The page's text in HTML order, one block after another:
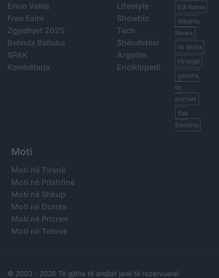
Erion Veliaj
Free Esim
Zgjedhjet 2025
Belinda Balluku
SPAK
Kombëtarja
Lifestyle
Showbiz
Tech
Shëndetësi
Argetim
Enciklopedi
Edi Rama
Albania
News
Ilir Meta
Piranjat
gazeta,
tv,
portale
Sali
Berisha
Moti
Moti në Tiranë
Moti në Prishtinë
Moti në Shkup
Moti në Durrës
Moti në Prizren
Moti në Tetovë
© 2003 - 2026 Të gjitha të drejtat janë të rezervuara!